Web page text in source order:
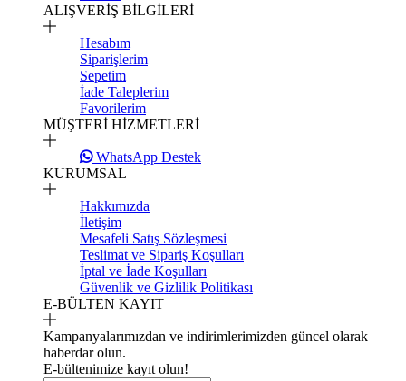
ALIŞVERİŞ BİLGİLERİ
Hesabım
Siparişlerim
Sepetim
İade Taleplerim
Favorilerim
MÜŞTERİ HİZMETLERİ
WhatsApp Destek
KURUMSAL
Hakkımızda
İletişim
Mesafeli Satış Sözleşmesi
Teslimat ve Sipariş Koşulları
İptal ve İade Koşulları
Güvenlik ve Gizlilik Politikası
E-BÜLTEN KAYIT
Kampanyalarımızdan ve indirimlerimizden güncel olarak
haberdar olun.
E-bültenimize kayıt olun!